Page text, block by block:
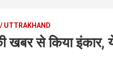
UTTRAKHAND
खबर से किया